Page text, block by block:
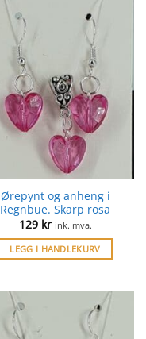
Ørepynt og anheng i
Regnbue. Skarp rosa
129 kr ink. mva.
LEGG I HANDLEKURV